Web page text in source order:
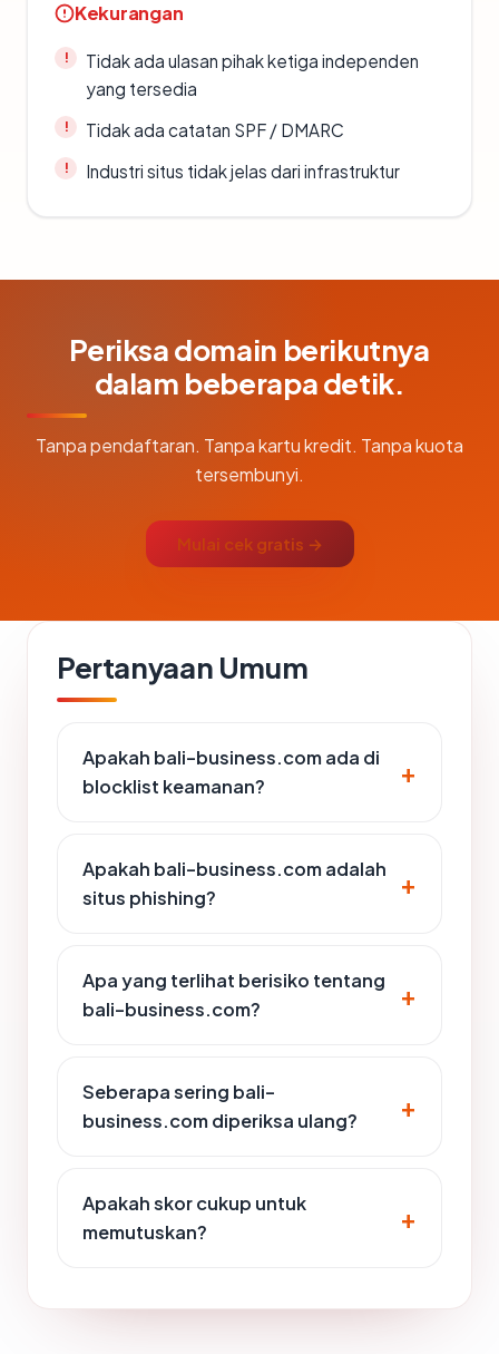
Kekurangan
Tidak ada ulasan pihak ketiga independen
yang tersedia
Tidak ada catatan SPF / DMARC
Industri situs tidak jelas dari infrastruktur
Periksa domain berikutnya
dalam beberapa detik.
Tanpa pendaftaran. Tanpa kartu kredit. Tanpa kuota
tersembunyi.
Mulai cek gratis →
Pertanyaan Umum
Apakah bali-business.com ada di
blocklist keamanan?
Apakah bali-business.com adalah
situs phishing?
Apa yang terlihat berisiko tentang
bali-business.com?
Seberapa sering bali-
business.com diperiksa ulang?
Apakah skor cukup untuk
memutuskan?